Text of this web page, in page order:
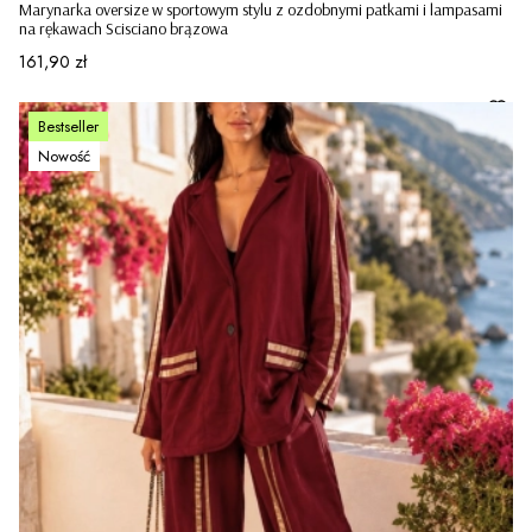
Marynarka oversize w sportowym stylu z ozdobnymi patkami i lampasami
na rękawach Scisciano brązowa
Cena
161,90 zł
Bestseller
Nowość